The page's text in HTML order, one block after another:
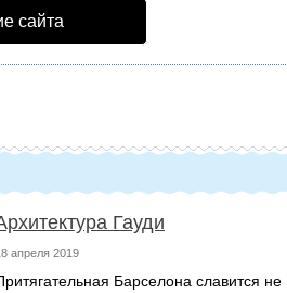
сайта
Гауди
апреля 2019
Барселона славится не